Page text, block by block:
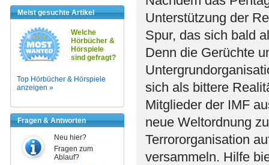
Meist gesuchte Artikel
Welche
Hörbücher &
Hörspiele
sind gefragt?
Top Hörbücher & Hörspiele
anzeigen »
Fragen & Antworten
Neu hier?
Fragen zum
Ablauf?
Unterstützung der
Spur, das sich bald
Denn die Gerüchte
sich als bittere
Mitglieder der IMF
neue Weltordnung
Terrororganisation
versammeln. Hilfe